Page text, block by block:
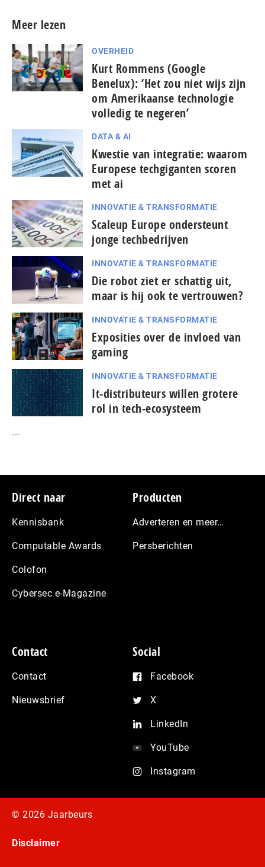
Meer lezen
OVERHEID
Kurt Rommens (Google
Benelux): ‘Het zou niet wijs zijn
om Amerikaanse technologie
volledig te negeren’
DATA & AI
Kwestie van integratie: waarom
Europese techgiganten scoren
met ai
INNOVATIE & TRANSFORMATIE
Scaleup Europe ondersteunt
jonge techbedrijven
INNOVATIE & TRANSFORMATIE
Die robot ziet er schattig uit,
maar is hij ook te vertrouwen?
INNOVATIE & TRANSFORMATIE
Exposities over de invloed van
gaming
INNOVATIE & TRANSFORMATIE
It-dis­tri­bu­teurs willen grotere
rol in tech-ecosysteem
...
Footer
Direct naar
Kennisbank
Computable Awards
Colofon
Cybersec e-Magazine
Producten
Adverteren en meer…
Persberichten
Contact
Contact
Nieuwsbrief
Social
Facebook
X
LinkedIn
YouTube
Instagram
© 2026 Jaarbeurs
Disclaimer